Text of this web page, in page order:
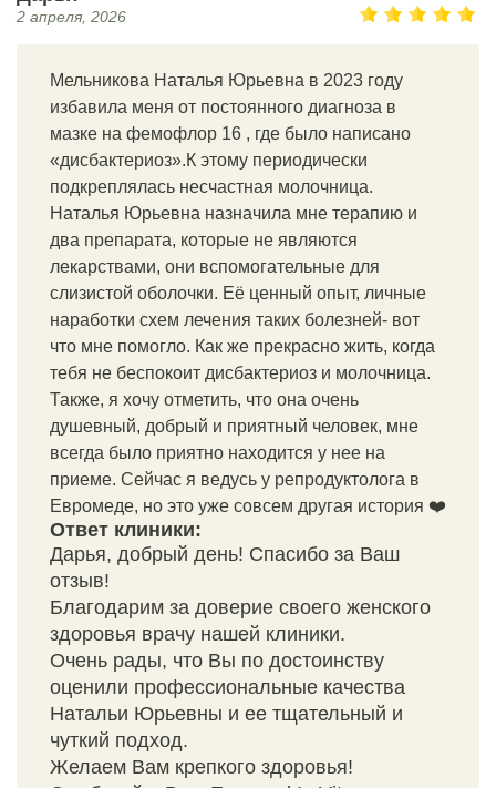
2 апреля, 2026
Мельникова Наталья Юрьевна в 2023 году
избавила меня от постоянного диагноза в
мазке на фемофлор 16 , где было написано
«дисбактериоз».К этому периодически
подкреплялась несчастная молочница.
Наталья Юрьевна назначила мне терапию и
два препарата, которые не являются
лекарствами, они вспомогательные для
слизистой оболочки. Её ценный опыт, личные
наработки схем лечения таких болезней- вот
что мне помогло. Как же прекрасно жить, когда
тебя не беспокоит дисбактериоз и молочница.
Также, я хочу отметить, что она очень
душевный, добрый и приятный человек, мне
всегда было приятно находится у нее на
приеме. Сейчас я ведусь у репродуктолога в
Евромеде, но это уже совсем другая история ❤️
Ответ клиники:
Дарья, добрый день! Спасибо за Ваш
отзыв!
Благодарим за доверие своего женского
здоровья врачу нашей клиники.
Очень рады, что Вы по достоинству
оценили профессиональные качества
Натальи Юрьевны и ее тщательный и
чуткий подход.
Желаем Вам крепкого здоровья!